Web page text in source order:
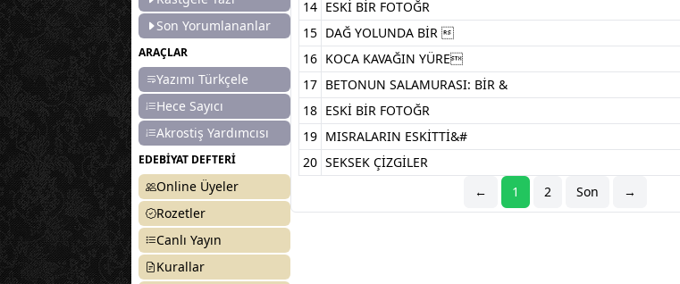
Son Yorumlananlar
ARAÇLAR
Yazımı Türkçele
Hece Sayıcı
Akrostiş Yardımcısı
EDEBİYAT DEFTERİ
Online Üyeler
Rozetler
Canlı Yayın
Kurallar
14 ESKİ BİR FOTOĞR
15 DAĞ YOLUNDA BİR
16 KOCA KAVAĞIN YÜRE
17 BETONUN SALAMURASI: BİR &
18 ESKİ BİR FOTOĞR
19 MISRALARIN ESKİTTİ&#
20 SEKSEK ÇİZGİLER
←
1 2 Son →